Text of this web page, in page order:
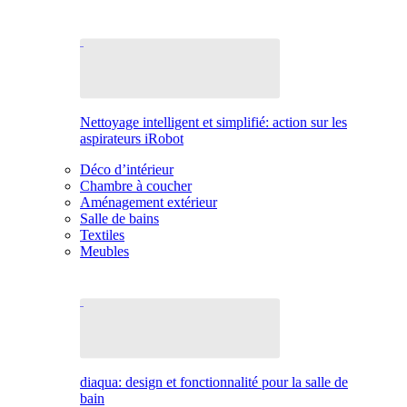
Nettoyage intelligent et simplifié: action sur les
aspirateurs iRobot
Déco d’intérieur
Chambre à coucher
Aménagement extérieur
Salle de bains
Textiles
Meubles
diaqua: design et fonctionnalité pour la salle de
bain